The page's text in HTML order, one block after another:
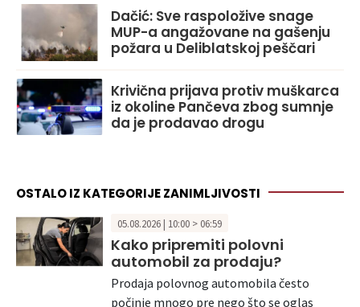
Dačić: Sve raspoložive snage
MUP-a angažovane na gašenju
požara u Deliblatskoj peščari
Krivična prijava protiv muškarca
iz okoline Pančeva zbog sumnje
da je prodavao drogu
OSTALO IZ KATEGORIJE ZANIMLJIVOSTI
05.08.2026 | 10:00 > 06:59
Kako pripremiti polovni
automobil za prodaju?
Prodaja polovnog automobila često
počinje mnogo pre nego što se oglas